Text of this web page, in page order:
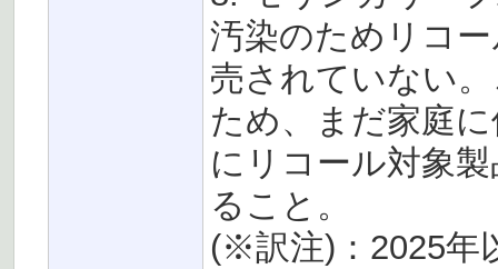
汚染のためリコ
売されていない
ため、まだ家庭
にリコール対象
ること。
(※訳注)：2025年